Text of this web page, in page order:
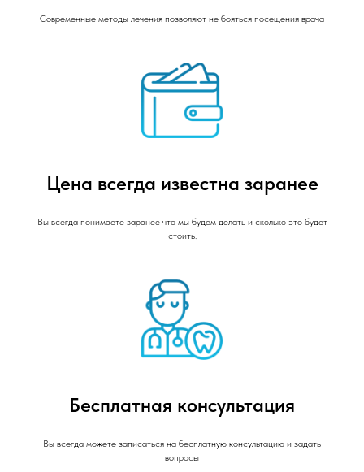
Современные методы лечения позволяют не бояться посещения врача
Цена всегда известна заранее
Вы всегда понимаете заранее что мы будем делать и сколько это будет
стоить.
Бесплатная консультация
Вы всегда можете записаться на бесплатную консультацию и задать
вопросы